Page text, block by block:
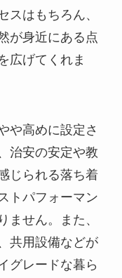
スはもちろん、
が身近にある点
広げてくれま
や高めに設定さ
治安の安定や教
じられる落ち着
トパフォーマン
ません。また、
共用設備などが
グレードな暮ら